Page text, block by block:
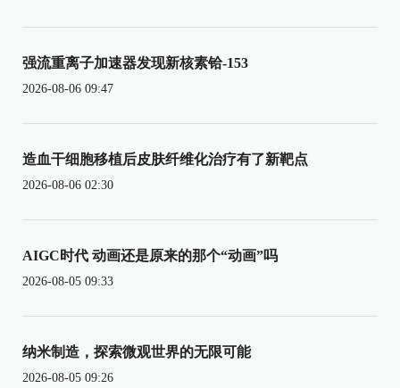
强流重离子加速器发现新核素铪-153
2026-08-06 09:47
造血干细胞移植后皮肤纤维化治疗有了新靶点
2026-08-06 02:30
AIGC时代 动画还是原来的那个“动画”吗
2026-08-05 09:33
纳米制造，探索微观世界的无限可能
2026-08-05 09:26